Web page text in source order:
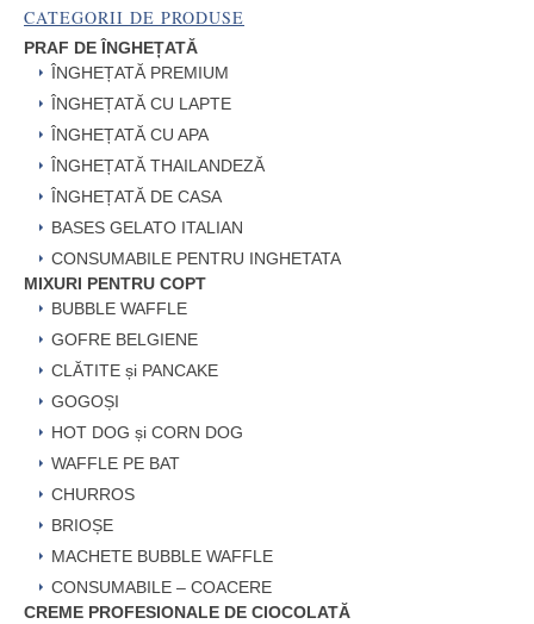
CATEGORII DE PRODUSE
PRAF DE ÎNGHEȚATĂ
ÎNGHEȚATĂ PREMIUM
ÎNGHEȚATĂ CU LAPTE
ÎNGHEȚATĂ CU APA
ÎNGHEȚATĂ THAILANDEZĂ
ÎNGHEȚATĂ DE CASA
BASES GELATO ITALIAN
CONSUMABILE PENTRU INGHETATA
MIXURI PENTRU COPT
BUBBLE WAFFLE
GOFRE BELGIENE
CLĂTITE și PANCAKE
GOGOȘI
HOT DOG și CORN DOG
WAFFLE PE BAT
CHURROS
BRIOȘE
MACHETE BUBBLE WAFFLE
CONSUMABILE – COACERE
CREME PROFESIONALE DE CIOCOLATĂ